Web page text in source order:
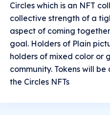
Circles which is an NFT
collective strength of a
aspect of coming
goal. Holders of Plain
holders of mixed color or
community. Tokens will
the Circles NFTs